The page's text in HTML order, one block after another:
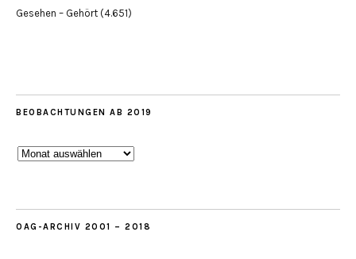
Gesehen – Gehört (4.651)
BEOBACHTUNGEN AB 2019
Beobachtungen
OAG-ARCHIV 2001 – 2018